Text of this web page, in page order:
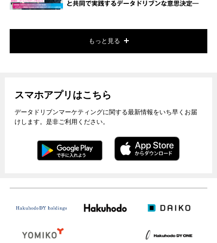
と共同で実践するデータドリブンな意思決定―
もっと見る
スマホアプリはこちら
データドリブンマーケティングに関する最新情報をいち早くお届
けします。是非ご利用ください。